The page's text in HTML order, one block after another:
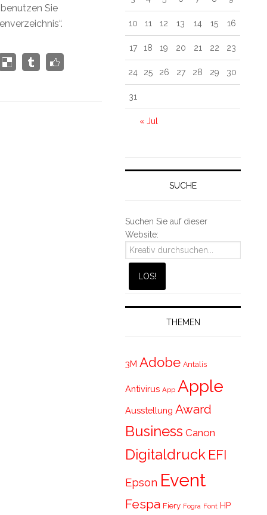
Sie
« Jul
10 11 12 13 14 15 16
17 18 19 20 21 22 23
24 25 26 27 28 29 30
31
SUCHE
Suchen Sie auf dieser
Website:
THEMEN
3M Adobe Antalis
Antivirus App Apple
Ausstellung Award
Business Canon
Digitaldruck EFI
Epson Event
Fespa Fiery Fogra Font HP